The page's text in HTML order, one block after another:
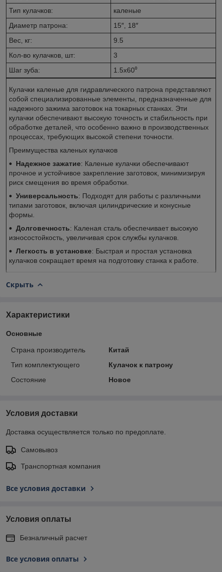
Тип кулачков:
каленые
Диаметр патрона:
15″, 18″
Вес, кг:
9.5
Кол-во кулачков, шт:
3
Шаг зуба:
1.5х60⁰
Кулачки каленые для гидравлического патрона представляют
собой специализированные элементы, предназначенные для
надежного зажима заготовок на токарных станках. Эти
кулачки обеспечивают высокую точность и стабильность при
обработке деталей, что особенно важно в производственных
процессах, требующих высокой степени точности.
Преимущества каленых кулачков
Надежное зажатие: Каленые кулачки обеспечивают
прочное и устойчивое закрепление заготовок, минимизируя
риск смещения во время обработки.
Универсальность: Подходят для работы с различными
типами заготовок, включая цилиндрические и конусные
формы.
Долговечность: Каленая сталь обеспечивает высокую
износостойкость, увеличивая срок службы кулачков.
Легкость в установке: Быстрая и простая установка
кулачков сокращает время на подготовку станка к работе.
Скрыть
Характеристики
Основные
Страна производитель
Китай
Тип комплектующего
Кулачок к патрону
Состояние
Новое
Условия доставки
Доставка осуществляется только по предоплате.
Самовывоз
Транспортная компания
Все условия доставки
Условия оплаты
Безналичный расчет
Все условия оплаты